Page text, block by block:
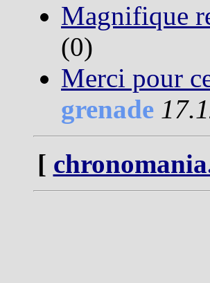
Magnifique
(0)
Merci pour
grenade
[